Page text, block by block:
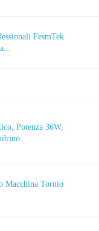
FesmTek
Potenza 36W,
Macchina Tornio